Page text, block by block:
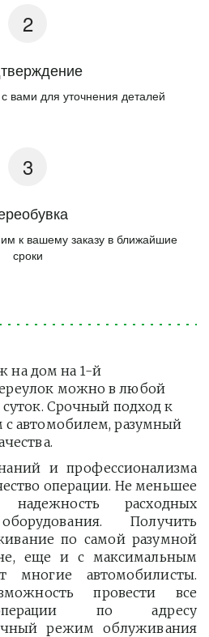
вами для уточнения деталей
к вашему заказу в ближайшие
сроки
на дом на 1-й
можно в любой
Срочный подход к
автомобилем, разумный
и профессионализма
операции. Не меньшее
расходных
Получить
по самой разумной
еще и с максимальным
многие автомобилисты.
провести все
по адресу
режим облуживания